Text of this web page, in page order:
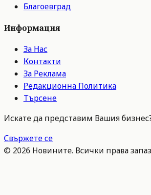
Благоевград
Информация
За Нас
Контакти
За Реклама
Редакционна Политика
Търсене
Искате да представим Вашия
Свържете се
© 2026 Новините. Всички права